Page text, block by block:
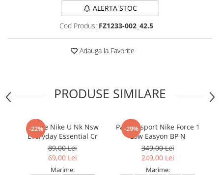
ALERTA STOC
Cod Produs: FZ1233-002_42.5
Adauga la Favorite
PRODUSE SIMILARE
-22%
Sosete Nike U Nk Nsw
Everyday Essential Cr
89,00 Lei
69,00 Lei
Marime:
-29%
Pantofi sport Nike Force 1
Low Easyon BP N
349,00 Lei
249,00 Lei
Marime: